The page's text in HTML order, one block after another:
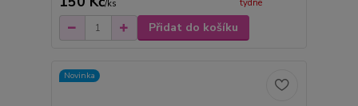
/ks
týdne
Přidat do košíku
Novinka